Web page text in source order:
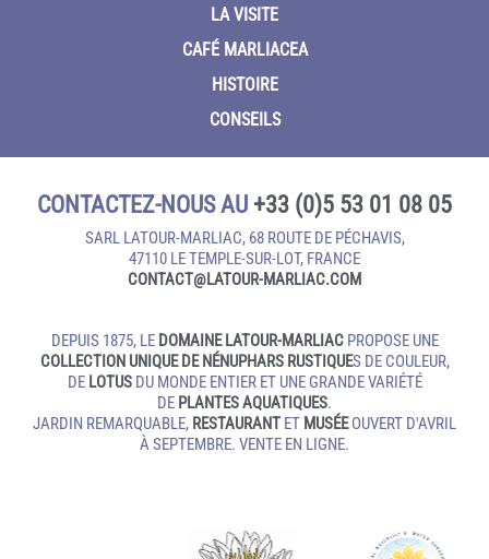
LA VISITE
CAFÉ MARLIACEA
HISTOIRE
CONSEILS
CONTACTEZ-NOUS AU +33 (0)5 53 01 08 05
SARL LATOUR-MARLIAC, 68 ROUTE DE PÉCHAVIS,
47110 LE TEMPLE‑SUR‑LOT, FRANCE
CONTACT@LATOUR‑MARLIAC.COM
DEPUIS 1875, LE DOMAINE LATOUR-MARLIACPROPOSE UNE
COLLECTION UNIQUE DE NÉNUPHARS RUSTIQUES DE COULEUR,
DE LOTUSDU MONDE ENTIER ET UNE GRANDE VARIÉTÉ
DE PLANTES AQUATIQUES.
JARDIN REMARQUABLE, RESTAURANT ET MUSÉEOUVERT D'AVRIL
À SEPTEMBRE. VENTE EN LIGNE.